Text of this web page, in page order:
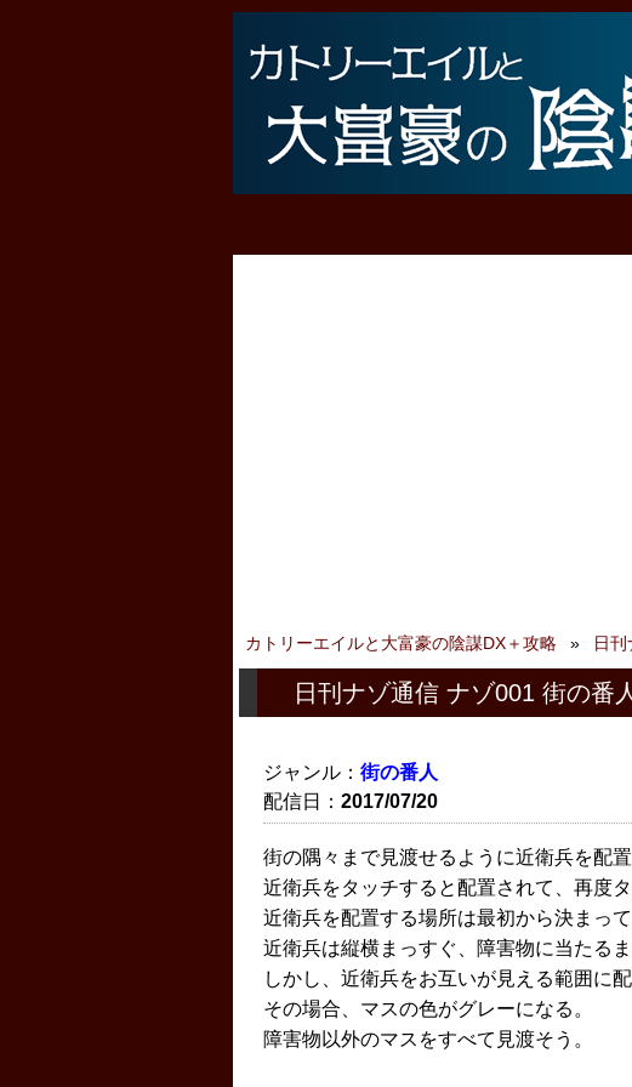
カトリーエイルと大富豪の陰謀DX＋攻略 日
日刊ナゾ通信 ナゾ001 街の番
ジャンル： 街の番人
配信日： 2017/07/20
街の隅々まで見渡せるように近衛兵を配置
近衛兵をタッチすると配置されて、再度
近衛兵を配置する場所は最初から決まっ
近衛兵は縦横まっすぐ、障害物に当たる
しかし、近衛兵をお互いが見える範囲に
その場合、マスの色がグレーになる。
障害物以外のマスをすべて見渡そう。